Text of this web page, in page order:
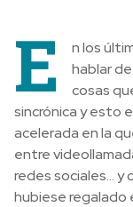
E
n los
hablar
cosas
sincrónica y esto
acelerada en la
entre
redes sociales… y
hubiese regalado